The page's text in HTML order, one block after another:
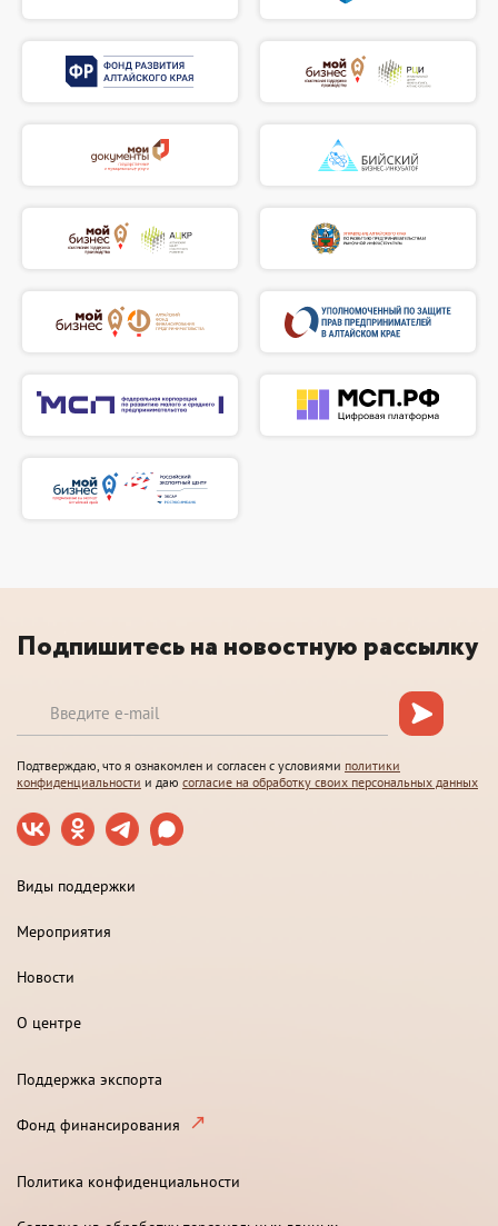
Подпишитесь на новостную рассылку
Подтверждаю, что я ознакомлен и согласен с условиями политики
конфиденциальности и даю согласие на обработку своих персональных данных
Виды поддержки
Мероприятия
Новости
О центре
Поддержка экспорта
Фонд финансирования
Политика конфиденциальности